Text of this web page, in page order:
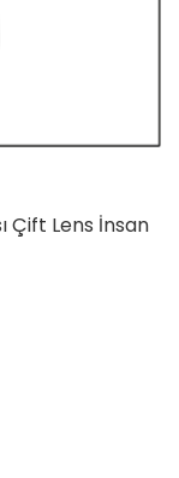
Çift Lens İnsan